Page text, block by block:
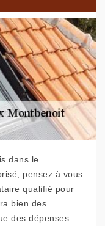
dans le
pensez à vous
qualifié pour
bien des
des dépenses